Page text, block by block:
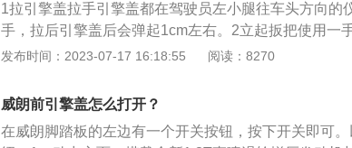
1拉引擎盖拉手引擎盖都在驾驶员左小腿往车头方向的
手，拉后引擎盖后会弹起1cm左右。2立起扳把使用一
上边伸进去找开盖的扳把。3解锁拉线把手在方向盘的
手指伸进去，有一个卡能推进去，推进去后就可以完全
发布时间：2023-07-17 16:18:55 阅读：8270
威朗前引擎盖怎么打开？
在威朗脚踏板的左边有一个开关按钮，按下开关即可